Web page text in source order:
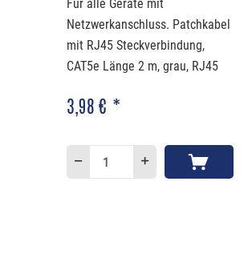
Für alle Geräte mit
Netzwerkanschluss. Patchkabel
mit RJ45 Steckverbindung,
CAT5e Länge 2 m, grau, RJ45
3,98 € *